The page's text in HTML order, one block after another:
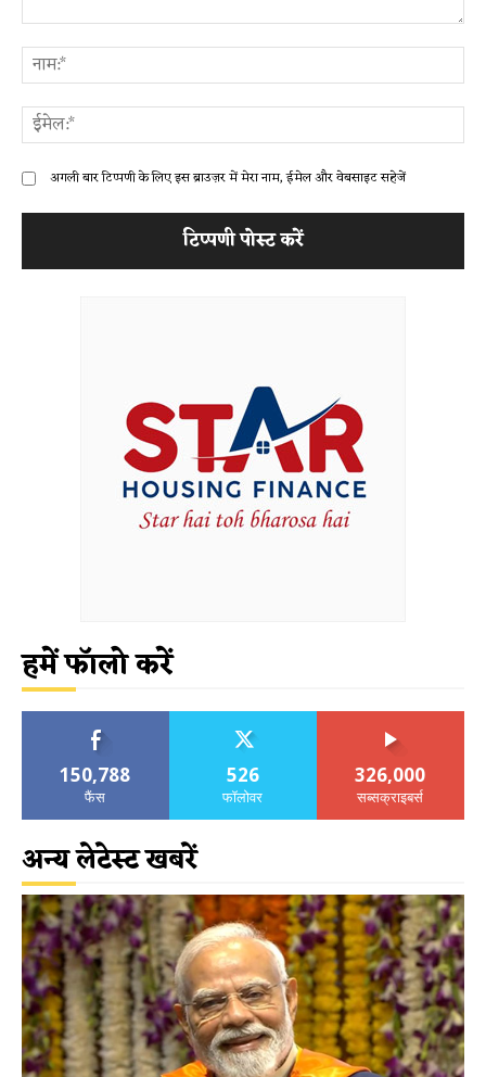
अगली बार टिप्पणी के लिए इस ब्राउज़र में मेरा नाम, ईमेल और वेबसाइट सहेजें
हमें फॉलो करें
150,788
फैंस
526
फॉलोवर
326,000
सब्सक्राइबर्स
अन्य लेटेस्ट खबरें